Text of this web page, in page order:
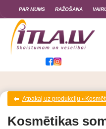
PAR MUMS RAŽOŠANA
Atpakaļ uz produkciju
Kosmētikas